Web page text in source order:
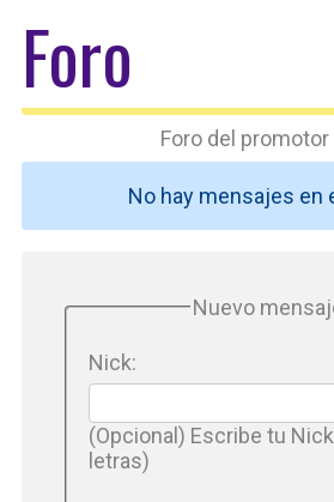
Foro
Foro del promotor
No hay mensajes en
Nuevo
Nick:
(Opcional) Escribe tu
letras)